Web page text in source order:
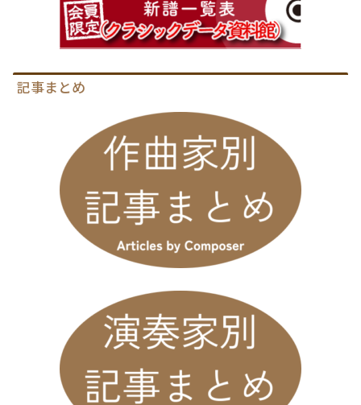
記事まとめ